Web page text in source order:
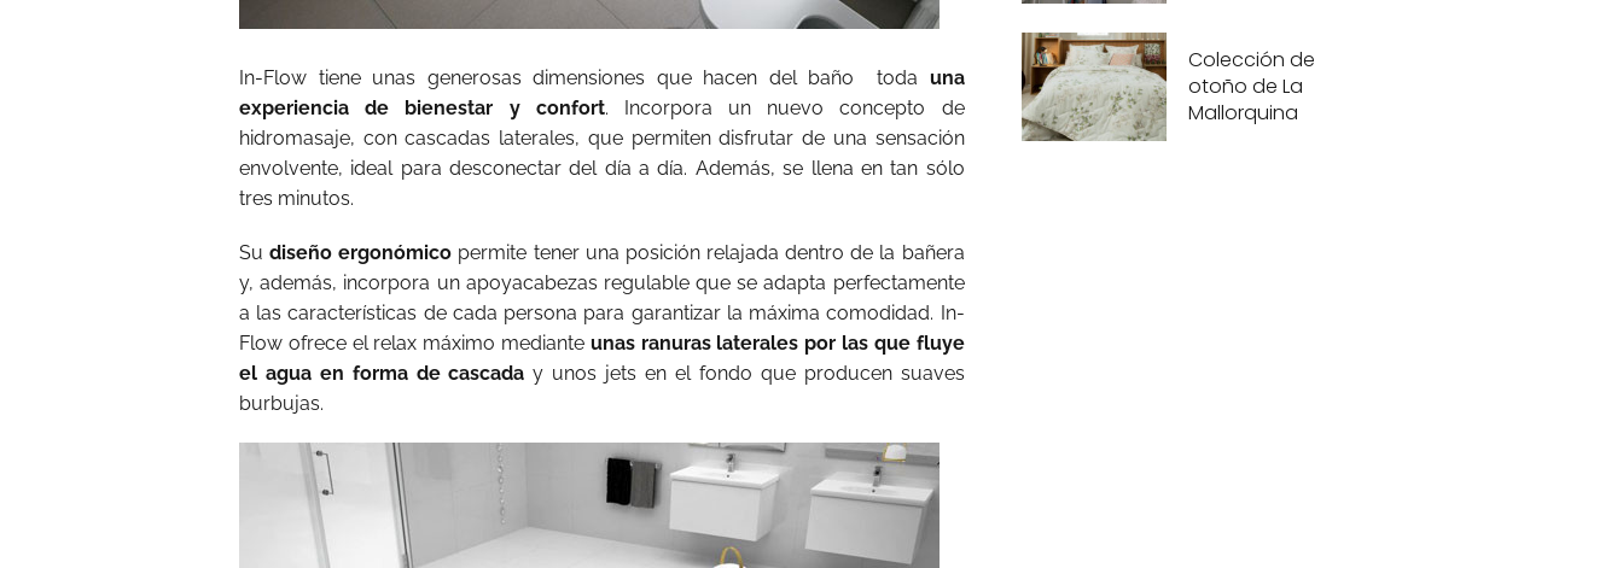
In-Flow tiene unas generosas dimensiones que hacen del baño toda una
experiencia de bienestar y confort. Incorpora un nuevo concepto de
hidromasaje, con cascadas laterales, que permiten disfrutar de una sensación
envolvente, ideal para desconectar del día a día. Además, se llena en tan sólo
tres minutos.
Sudiseño ergonómico permite tener una posición relajada dentro de la bañera
y, además, incorpora un apoyacabezas regulable que se adapta perfectamente
a las características de cada persona para garantizar la máxima comodidad. In-
Flow ofrece el relax máximo mediante unas ranuras laterales por las que fluye
el agua en forma de cascada y unos jets en el fondo que producen suaves
burbujas.
Colección de
otoño de La
Mallorquina